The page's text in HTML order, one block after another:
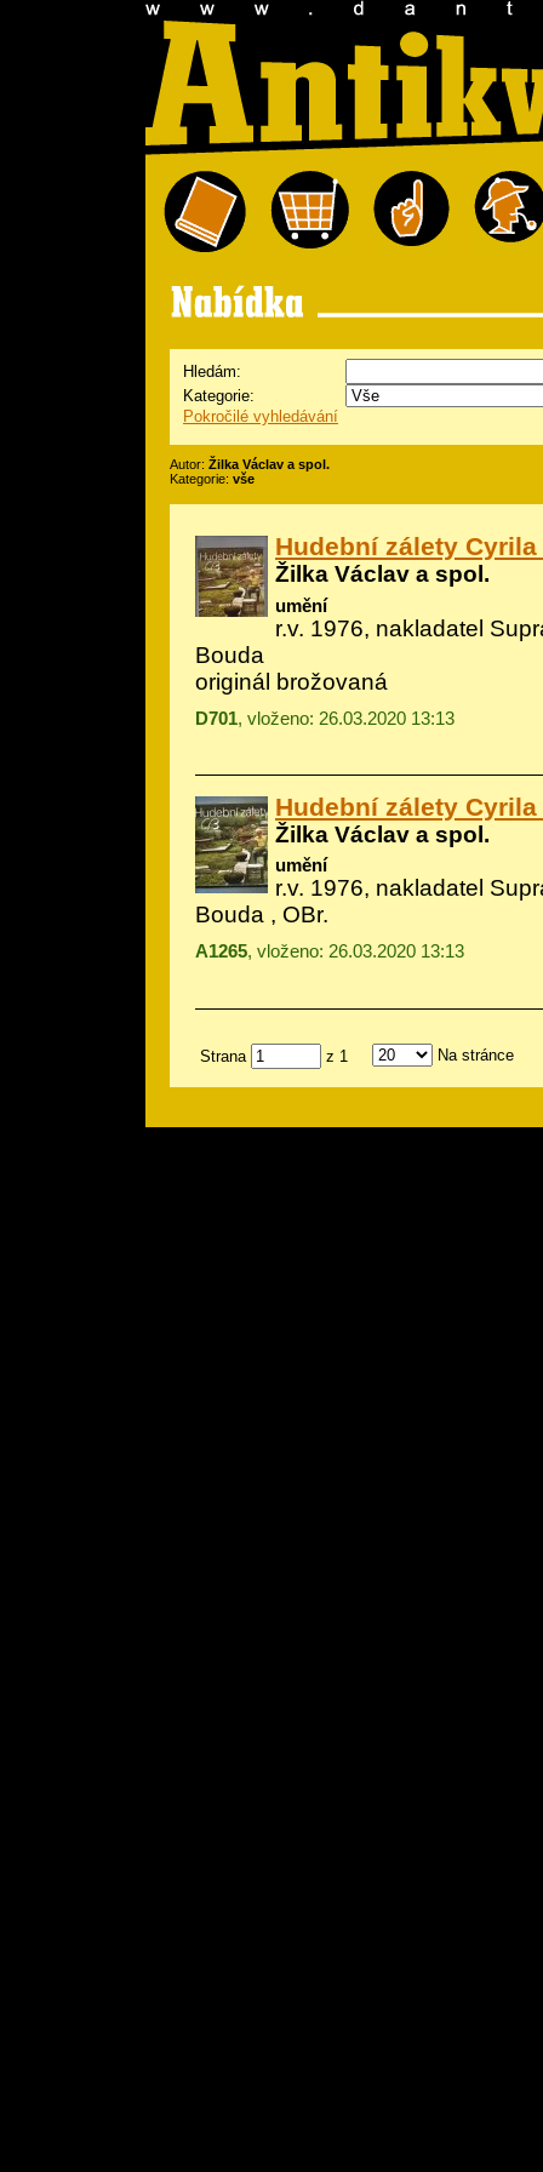
Hledám:
Kategorie:
Pokročilé vyhledávání
Autor: Žilka Václav a spol.
Kategorie: vše
Hudební zálety
Žilka Václav a spol.
umění
r.v. 1976, nakladatel
Bouda
originál brožovaná
D701, vloženo: 26.03.2020 13:13
Hudební zálety
Žilka Václav a spol.
umění
r.v. 1976, nakladatel
Bouda , OBr.
A1265, vloženo: 26.03.2020 13:13
Strana z 1 Na stránce